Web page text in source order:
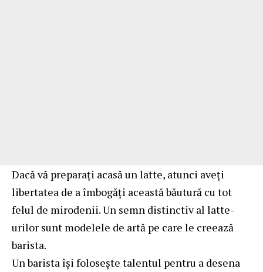
Dacă vă preparați acasă un latte, atunci aveți
libertatea de a îmbogăți această băutură cu tot
felul de mirodenii. Un semn distinctiv al latte-
urilor sunt modelele de artă pe care le creează
barista.
Un barista își folosește talentul pentru a desena